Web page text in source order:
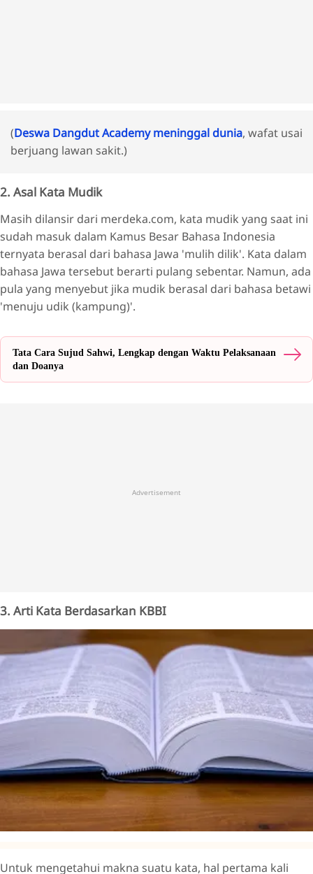
(Deswa Dangdut Academy meninggal dunia, wafat usai
berjuang lawan sakit.)
2. Asal Kata Mudik
Masih dilansir dari merdeka.com, kata mudik yang saat ini
sudah masuk dalam Kamus Besar Bahasa Indonesia
ternyata berasal dari bahasa Jawa 'mulih dilik'. Kata dalam
bahasa Jawa tersebut berarti pulang sebentar. Namun, ada
pula yang menyebut jika mudik berasal dari bahasa betawi
'menuju udik (kampung)'.
Tata Cara Sujud Sahwi, Lengkap dengan Waktu Pelaksanaan
dan Doanya
Advertisement
3. Arti Kata Berdasarkan KBBI
Untuk mengetahui makna suatu kata, hal pertama kali